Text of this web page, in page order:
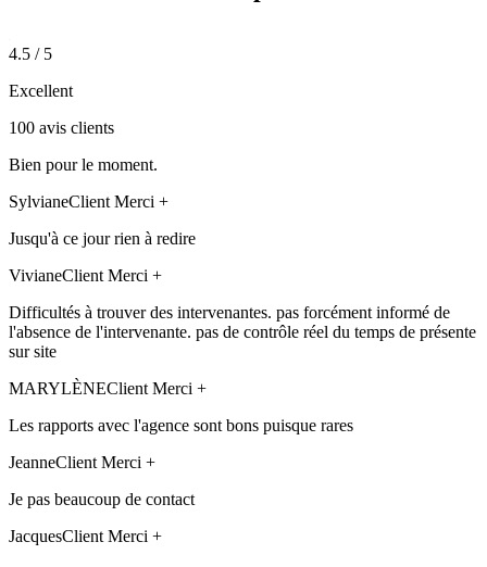
4.5 / 5
Excellent
100 avis clients
Bien pour le moment.
SylvianeClient Merci +
Jusqu'à ce jour rien à redire
VivianeClient Merci +
Difficultés à trouver des intervenantes. pas forcément informé de
l'absence de l'intervenante. pas de contrôle réel du temps de présente
sur site
MARYLÈNEClient Merci +
Les rapports avec l'agence sont bons puisque rares
JeanneClient Merci +
Je pas beaucoup de contact
JacquesClient Merci +